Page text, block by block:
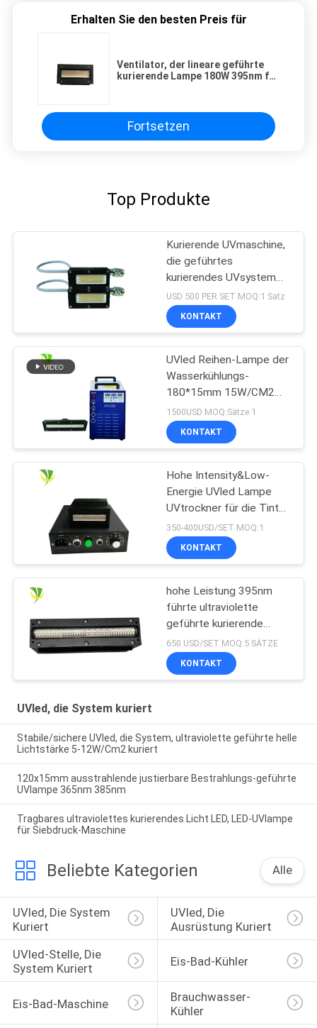
Erhalten Sie den besten Preis für
Ventilator, der lineare geführte
kurierende Lampe 180W 395nm für
Fortsetzen
Top Produkte
Kurierende UVmaschine,
die geführtes
kurierendes UVsystem
der hohen Leistung der
Größen-50x20 Millimeter
der Wellenlängen-395nm
USD 500 PER SET MOQ:1 Satz
KONTAKT
UVled Reihen-Lampe der
Wasserkühlungs-
180*15mm 15W/CM2
395nm
1500USD MOQ:Sätze 1
KONTAKT
Hohe Intensity&Low-
Energie UVled Lampe
UVtrockner für die Tinte
kurierend kuriert
350-400USD/SET MOQ:1
KONTAKT
hohe Leistung 395nm
führte ultraviolette
geführte kurierende
Lampe für
Flachbettuvdrucker
650 USD/SET MOQ:5 SÄTZE
KONTAKT
UVled, die System kuriert
Stabile/sichere UVled, die System, ultraviolette geführte helle
Lichtstärke 5-12W/Cm2 kuriert
120x15mm ausstrahlende justierbare Bestrahlungs-geführte
UVlampe 365nm 385nm
Tragbares ultraviolettes kurierendes Licht LED, LED-UVlampe
für Siebdruck-Maschine
Beliebte Kategorien Alle
UVled, Die System
Kuriert
UVled, Die
Ausrüstung Kuriert
UVled-Stelle, Die
System Kuriert
Eis-Bad-Kühler
Eis-Bad-Maschine
Brauchwasser-
Kühler